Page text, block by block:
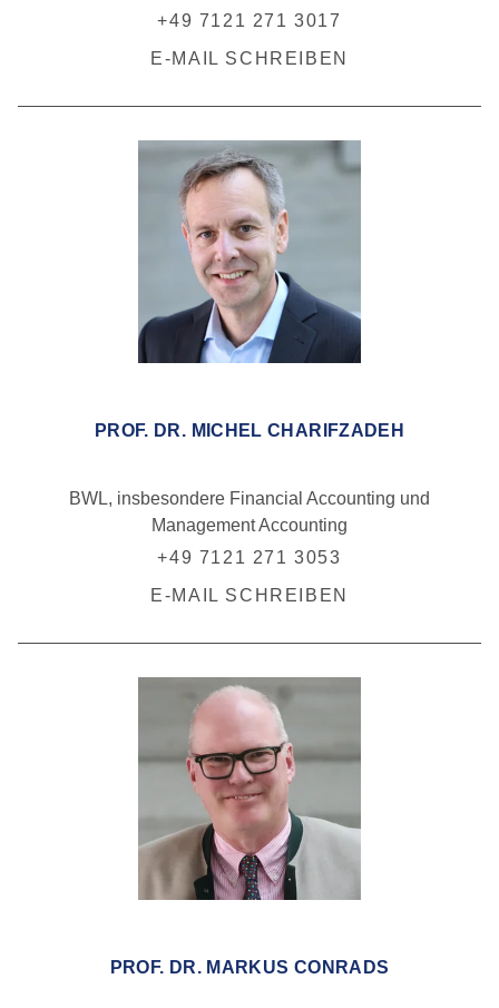
+49 7121 271 3017
E-MAIL SCHREIBEN
PROF. DR. MICHEL CHARIFZADEH
BWL, insbesondere Financial Accounting und
Management Accounting
+49 7121 271 3053
E-MAIL SCHREIBEN
PROF. DR. MARKUS CONRADS